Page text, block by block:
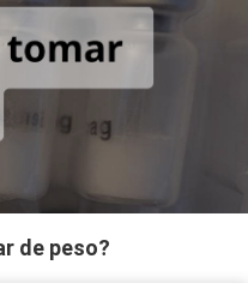
de peso?